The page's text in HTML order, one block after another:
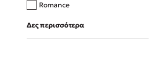
Romance
Upmarket
Young Adult
Δες περισσότερα